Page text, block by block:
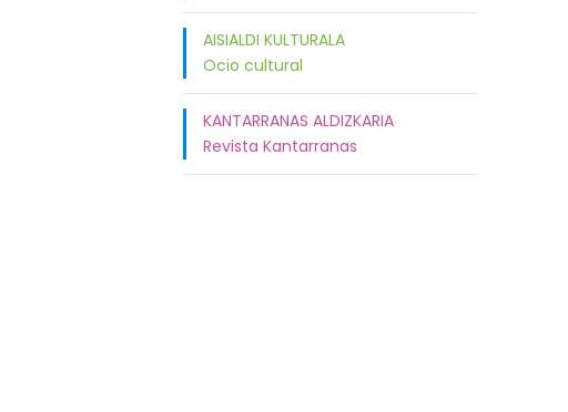
AISIALDI KULTURALA
Ocio cultural
KANTARRANAS ALDIZKARIA
Revista Kantarranas